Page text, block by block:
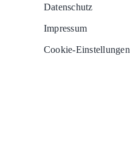
Datenschutz
Impressum
Cookie-Einstellungen